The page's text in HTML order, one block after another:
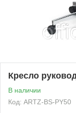
Кресло
В наличии
Код: ARTZ-BS-PY50